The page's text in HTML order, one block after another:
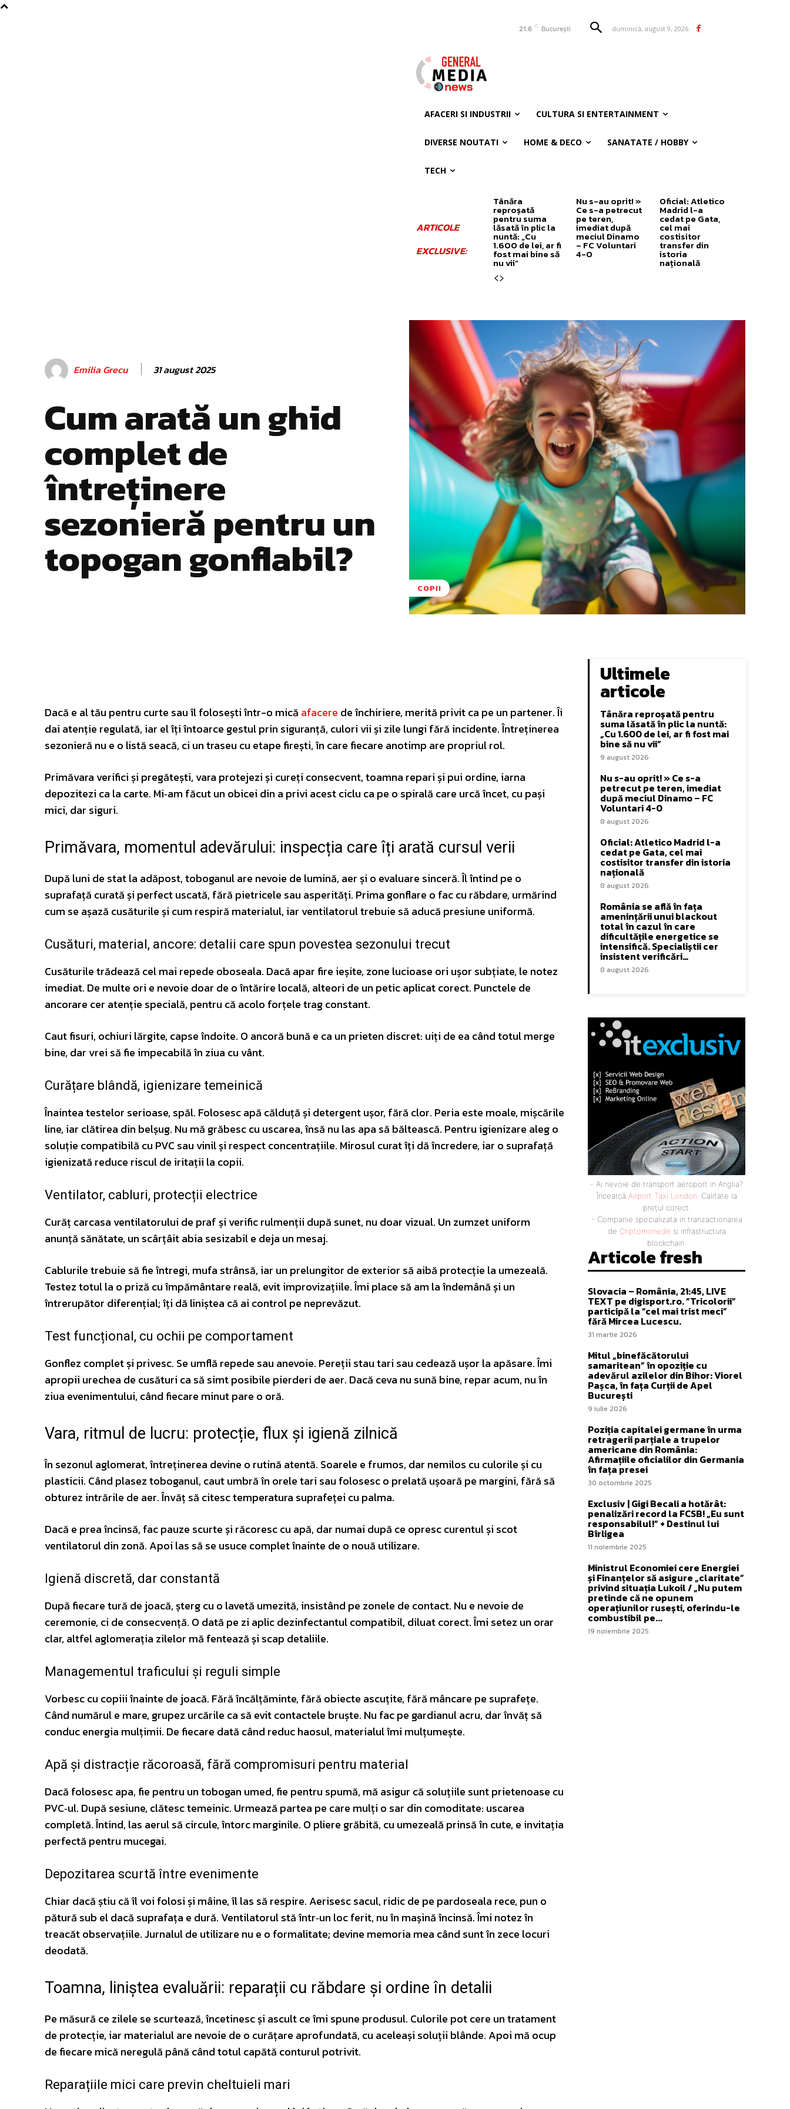
21.6 C București duminică, august 9, 2026
AFACERI SI INDUSTRII CULTURA SI ENTERTAINMENT
DIVERSE NOUTATI HOME & DECO SANATATE / HOBBY
TECH
ARTICOLE
EXCLUSIVE:
Tânăra
reproșată
pentru suma
lăsată în plic la
nuntă: „Cu
1.600 de lei, ar fi
fost mai bine să
nu vii”
Nu s-au oprit! »
Ce s-a petrecut
pe teren,
imediat după
meciul Dinamo
– FC Voluntari
4-0
Oficial: Atletico
Madrid l-a
cedat pe Gata,
cel mai
costisitor
transfer din
istoria
națională
Emilia Grecu 31 august 2025
Cum arată un ghid
complet de
întreținere
sezonieră pentru un
topogan gonflabil?
COPII
Dacă e al tău pentru curte sau îl folosești într-o mică afacere de închiriere, merită privit ca pe un partener. Îi
dai atenție regulată, iar el îți întoarce gestul prin siguranță, culori vii și zile lungi fără incidente. Întreținerea
sezonieră nu e o listă seacă, ci un traseu cu etape firești, în care fiecare anotimp are propriul rol.
Primăvara verifici și pregătești, vara protejezi și cureți consecvent, toamna repari și pui ordine, iarna
depozitezi ca la carte. Mi‑am făcut un obicei din a privi acest ciclu ca pe o spirală care urcă încet, cu pași
mici, dar siguri.
Primăvara, momentul adevărului: inspecția care îți arată cursul verii
După luni de stat la adăpost, toboganul are nevoie de lumină, aer și o evaluare sinceră. Îl întind pe o
suprafață curată și perfect uscată, fără pietricele sau asperități. Prima gonflare o fac cu răbdare, urmărind
cum se așază cusăturile și cum respiră materialul, iar ventilatorul trebuie să aducă presiune uniformă.
Cusături, material, ancore: detalii care spun povestea sezonului trecut
Cusăturile trădează cel mai repede oboseala. Dacă apar fire ieșite, zone lucioase ori ușor subțiate, le notez
imediat. De multe ori e nevoie doar de o întărire locală, alteori de un petic aplicat corect. Punctele de
ancorare cer atenție specială, pentru că acolo forțele trag constant.
Caut fisuri, ochiuri lărgite, capse îndoite. O ancoră bună e ca un prieten discret: uiți de ea când totul merge
bine, dar vrei să fie impecabilă în ziua cu vânt.
Curățare blândă, igienizare temeinică
Înaintea testelor serioase, spăl. Folosesc apă călduță și detergent ușor, fără clor. Peria este moale, mișcările
line, iar clătirea din belșug. Nu mă grăbesc cu uscarea, însă nu las apa să băltească. Pentru igienizare aleg o
soluție compatibilă cu PVC sau vinil și respect concentrațiile. Mirosul curat îți dă încredere, iar o suprafață
igienizată reduce riscul de iritații la copii.
Ventilator, cabluri, protecții electrice
Curăț carcasa ventilatorului de praf și verific rulmenții după sunet, nu doar vizual. Un zumzet uniform
anunță sănătate, un scârțâit abia sesizabil e deja un mesaj.
Cablurile trebuie să fie întregi, mufa strânsă, iar un prelungitor de exterior să aibă protecție la umezeală.
Testez totul la o priză cu împământare reală, evit improvizațiile. Îmi place să am la îndemână și un
întrerupător diferențial; îți dă liniștea că ai control pe neprevăzut.
Test funcțional, cu ochii pe comportament
Gonflez complet și privesc. Se umflă repede sau anevoie. Pereții stau tari sau cedează ușor la apăsare. Îmi
apropii urechea de cusături ca să simt posibile pierderi de aer. Dacă ceva nu sună bine, repar acum, nu în
ziua evenimentului, când fiecare minut pare o oră.
Vara, ritmul de lucru: protecție, flux și igienă zilnică
În sezonul aglomerat, întreținerea devine o rutină atentă. Soarele e frumos, dar nemilos cu culorile și cu
plasticii. Când plasez toboganul, caut umbră în orele tari sau folosesc o prelată ușoară pe margini, fără să
obturez intrările de aer. Învăț să citesc temperatura suprafeței cu palma.
Dacă e prea încinsă, fac pauze scurte și răcoresc cu apă, dar numai după ce opresc curentul și scot
ventilatorul din zonă. Apoi las să se usuce complet înainte de o nouă utilizare.
Igienă discretă, dar constantă
După fiecare tură de joacă, șterg cu o lavetă umezită, insistând pe zonele de contact. Nu e nevoie de
ceremonie, ci de consecvență. O dată pe zi aplic dezinfectantul compatibil, diluat corect. Îmi setez un orar
clar, altfel aglomerația zilelor mă fentează și scap detaliile.
Managementul traficului și reguli simple
Vorbesc cu copiii înainte de joacă. Fără încălțăminte, fără obiecte ascuțite, fără mâncare pe suprafețe.
Când numărul e mare, grupez urcările ca să evit contactele bruște. Nu fac pe gardianul acru, dar învăț să
conduc energia mulțimii. De fiecare dată când reduc haosul, materialul îmi mulțumește.
Apă și distracție răcoroasă, fără compromisuri pentru material
Dacă folosesc apa, fie pentru un tobogan umed, fie pentru spumă, mă asigur că soluțiile sunt prietenoase cu
PVC‑ul. După sesiune, clătesc temeinic. Urmează partea pe care mulți o sar din comoditate: uscarea
completă. Întind, las aerul să circule, întorc marginile. O pliere grăbită, cu umezeală prinsă în cute, e invitația
perfectă pentru mucegai.
Depozitarea scurtă între evenimente
Chiar dacă știu că îl voi folosi și mâine, îl las să respire. Aerisesc sacul, ridic de pe pardoseala rece, pun o
pătură sub el dacă suprafața e dură. Ventilatorul stă într‑un loc ferit, nu în mașină încinsă. Îmi notez în
treacăt observațiile. Jurnalul de utilizare nu e o formalitate; devine memoria mea când sunt în zece locuri
deodată.
Toamna, liniștea evaluării: reparații cu răbdare și ordine în detalii
Pe măsură ce zilele se scurtează, încetinesc și ascult ce îmi spune produsul. Culorile pot cere un tratament
de protecție, iar materialul are nevoie de o curățare aprofundată, cu aceleași soluții blânde. Apoi mă ocup
de fiecare mică neregulă până când totul capătă conturul potrivit.
Reparațiile mici care previn cheltuieli mari
Ultimele
articole
Tânăra reproșată pentru
suma lăsată în plic la nuntă:
„Cu 1.600 de lei, ar fi fost mai
bine să nu vii”
9 august 2026
Nu s-au oprit! » Ce s-a
petrecut pe teren, imediat
după meciul Dinamo – FC
Voluntari 4-0
8 august 2026
Oficial: Atletico Madrid l-a
cedat pe Gata, cel mai
costisitor transfer din istoria
națională
8 august 2026
România se află în fața
amenințării unui blackout
total în cazul în care
dificultățile energetice se
intensifică. Specialiștii cer
insistent verificări…
8 august 2026
- Ai nevoie de transport aeroport in Anglia?
Încearcă Airport Taxi London. Calitate la
prețul corect.
- Companie specializata in tranzactionarea
de Criptomonede si infrastructura
blockchain.
Articole fresh
Slovacia – România, 21:45, LIVE
TEXT pe digisport.ro. ”Tricolorii”
participă la ”cel mai trist meci”
fără Mircea Lucescu.
31 martie 2026
Mitul „binefăcătorului
samaritean” în opoziție cu
adevărul azilelor din Bihor: Viorel
Pașca, în fața Curții de Apel
București
9 iulie 2026
Poziția capitalei germane în urma
retragerii parțiale a trupelor
americane din România:
Afirmațiile oficialilor din Germania
în fața presei
30 octombrie 2025
Exclusiv | Gigi Becali a hotărât:
penalizări record la FCSB! „Eu sunt
responsabilul!” + Destinul lui
Bîrligea
11 noiembrie 2025
Ministrul Economiei cere Energiei
și Finanțelor să asigure „claritate”
privind situația Lukoil / „Nu putem
pretinde că ne opunem
operațiunilor rusești, oferindu-le
combustibil pe...
19 noiembrie 2025